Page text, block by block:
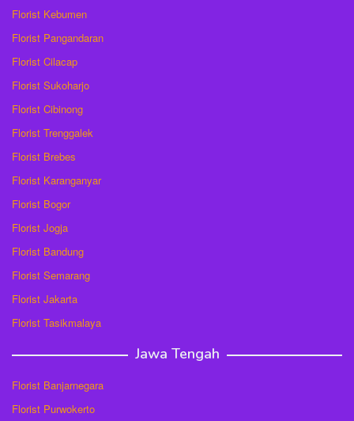
Florist Kebumen
Florist Pangandaran
Florist Cilacap
Florist Sukoharjo
Florist Cibinong
Florist Trenggalek
Florist Brebes
Florist Karanganyar
Florist Bogor
Florist Jogja
Florist Bandung
Florist Semarang
Florist Jakarta
Florist Tasikmalaya
Jawa Tengah
Florist Banjarnegara
Florist Purwokerto